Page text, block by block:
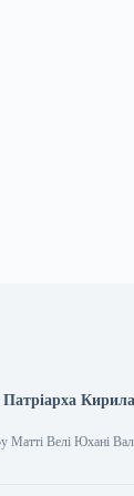
Кирила
Матті Велі Юхані